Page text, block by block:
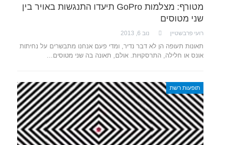
מטורף: מצלמות GoPro תיעדו התנגשות באויר בין
שני מטוסים
רועי פרבשטיין נוב 6, 2013
תאונות תעופה הן לא דבר נדיר, ומדי פעם אנחנו מתבשרים על נחיתות
אונס או חלילה, התרסקויות. אולם, תאונה בה שני מטוסים…
תופעות רשת